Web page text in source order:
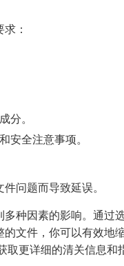
：
分。
安全注意事项。
问题而导致延误。
种因素的影响。通过
文件，你可以有效地
更详细的清关信息和